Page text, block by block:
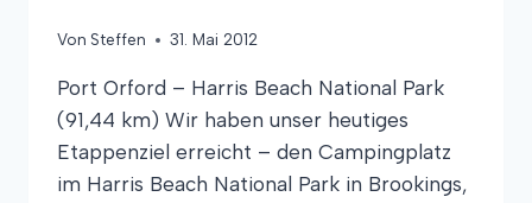
Von Steffen 31. Mai 2012
Port Orford – Harris Beach National Park
(91,44 km) Wir haben unser heutiges
Etappenziel erreicht – den Campingplatz
im Harris Beach National Park in Brookings,